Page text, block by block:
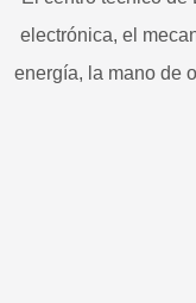
electrónica, el
energía, la mano de